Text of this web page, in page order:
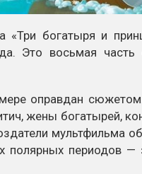
«Три богатыря и
Это восьмая часть
оправдан
жены богатырей,
мультфильма
полярных периодов